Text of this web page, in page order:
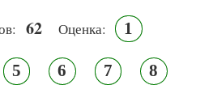
62 Оценка: 1
5 6 7 8